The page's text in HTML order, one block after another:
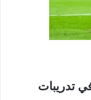
تدريبات